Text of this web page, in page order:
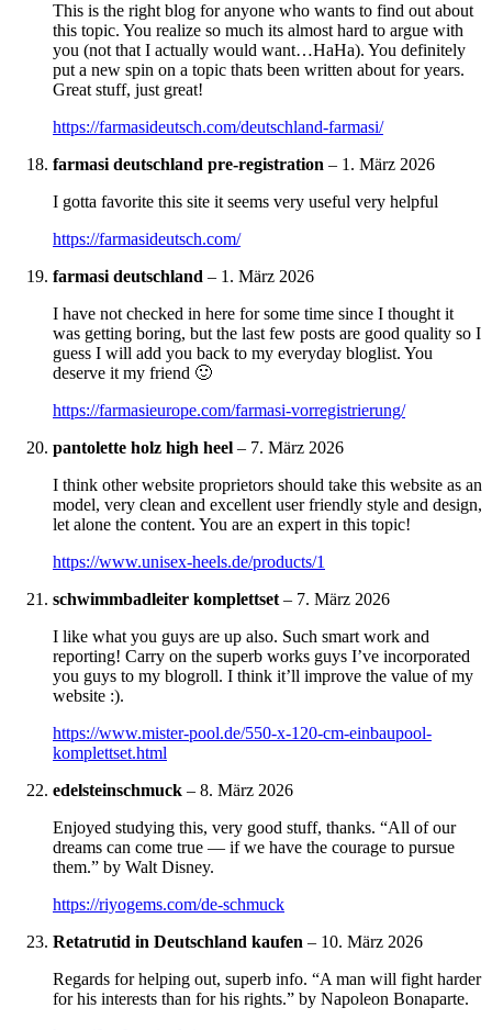
This is the right blog for anyone who wants to find out about
this topic. You realize so much its almost hard to argue with
you (not that I actually would want…HaHa). You definitely
put a new spin on a topic thats been written about for years.
Great stuff, just great!
https://farmasideutsch.com/deutschland-farmasi/
farmasi deutschland pre-registration – 1. März 2026
I gotta favorite this site it seems very useful very helpful
https://farmasideutsch.com/
farmasi deutschland – 1. März 2026
I have not checked in here for some time since I thought it
was getting boring, but the last few posts are good quality so I
guess I will add you back to my everyday bloglist. You
deserve it my friend 🙂
https://farmasieurope.com/farmasi-vorregistrierung/
pantolette holz high heel – 7. März 2026
I think other website proprietors should take this website as an
model, very clean and excellent user friendly style and design,
let alone the content. You are an expert in this topic!
https://www.unisex-heels.de/products/1
schwimmbadleiter komplettset– 7. März 2026
I like what you guys are up also. Such smart work and
reporting! Carry on the superb works guys I’ve incorporated
you guys to my blogroll. I think it’ll improve the value of my
website :).
https://www.mister-pool.de/550-x-120-cm-einbaupool-
komplettset.html
edelsteinschmuck – 8. März 2026
Enjoyed studying this, very good stuff, thanks. “All of our
dreams can come true — if we have the courage to pursue
them.” by Walt Disney.
https://riyogems.com/de-schmuck
Retatrutid in Deutschland kaufen – 10. März 2026
Regards for helping out, superb info. “A man will fight harder
for his interests than for his rights.” by Napoleon Bonaparte.